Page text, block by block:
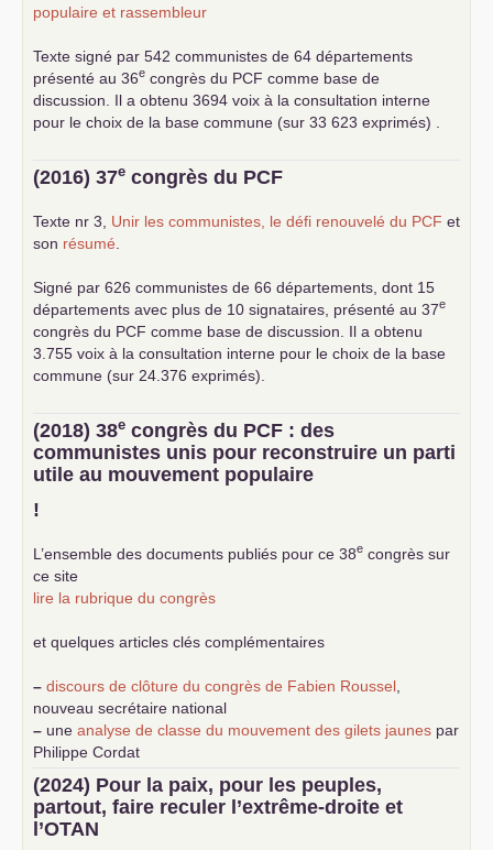
populaire et rassembleur
Texte signé par 542 communistes de 64 départements
présenté au 36e congrès du PCF comme base de
discussion. Il a obtenu 3694 voix à la consultation interne
pour le choix de la base commune (sur 33 623 exprimés) .
(2016) 37e congrès du PCF
Texte nr 3, Unir les communistes, le défi renouvelé du PCF et
son résumé
Signé par 626 communistes de 66 départements, dont 15
départements avec plus de 10 signataires, présenté au 37e
congrès du PCF comme base de discussion. Il a obtenu
3.755 voix à la consultation interne pour le choix de la base
commune (sur 24.376 exprimés).
(2018) 38e congrès du PCF : des
communistes unis pour reconstruire un parti
utile au mouvement populaire
!
L’ensemble des documents publiés pour ce 38e congrès sur
ce site
lire la rubrique du congrès
et quelques articles clés complémentaires
– discours de clôture du congrès de Fabien Roussel
nouveau secrétaire national
– une analyse de classe du mouvement des gilets jaunes par
Philippe Cordat
–
un texte de Jean-Claude Delaunay
le marxisme est la
science sociale de notre temps
–un appel proposé aux partis communistes et ouvrier
d’Europe
(2024) Pour la paix, pour les peuples,
partout, faire reculer l’extrême-droite et
l’OTAN